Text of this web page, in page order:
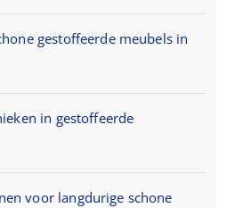
gestoffeerde meubels in
in gestoffeerde
voor langdurige schone